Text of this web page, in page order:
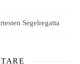
Segelregatta